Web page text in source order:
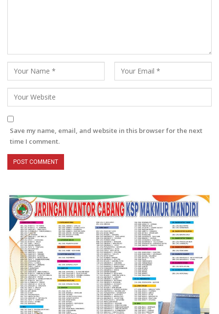
Save my name, email, and website in this browser for the next
time I comment.